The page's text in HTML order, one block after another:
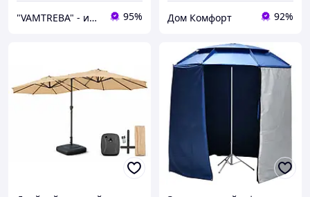
"VAMTREBA" - интерьеры мечт теперь доступны для всех! Вы найдете здесь все из ИК! 95% Дом Комфорт 92%